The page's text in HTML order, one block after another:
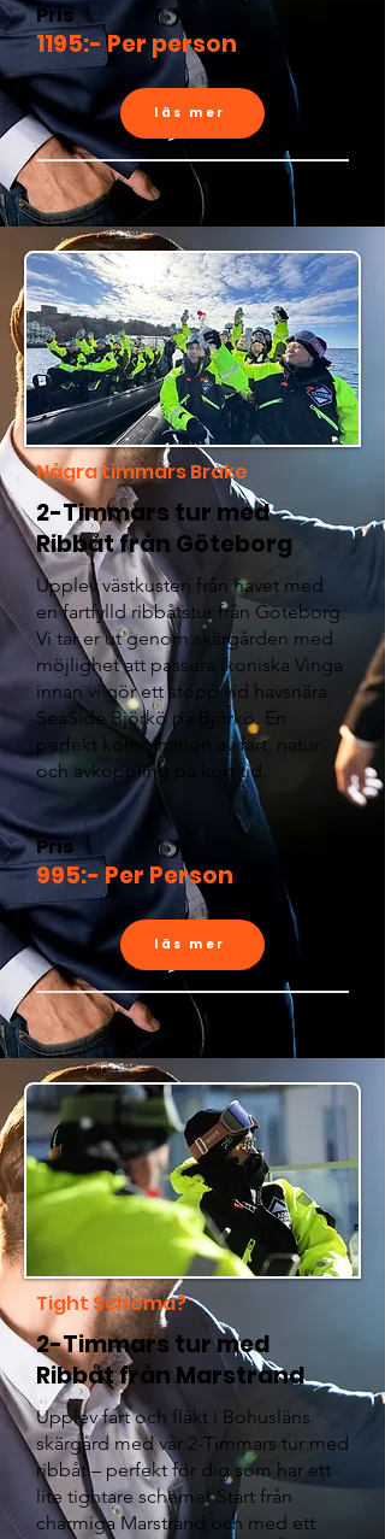
Pris
1195:- Per person
läs mer
Några timmars Brake
2-Timmars tur med
Ribbåt från Göteborg
Upplev västkusten från havet med
en fartfylld ribbåtstur från Göteborg.
Vi tar er ut genom skärgården med
möjlighet att passera ikoniska Vinga
innan vi gör ett stopp vid havsnära
SeaSide Björkö på Björkö. En
perfekt kombination av fart, natur
och avkoppling på kort tid.
Pris
995:- Per Person
läs mer
Tight Schema?
2-Timmars tur med
Ribbåt från Marstrand
Upplev fart och fläkt i Bohusläns
skärgård med vår 2-Timmars tur med
ribbåt – perfekt för dig som har ett
lite tightare schema! Start från
charmiga Marstrand och med ett